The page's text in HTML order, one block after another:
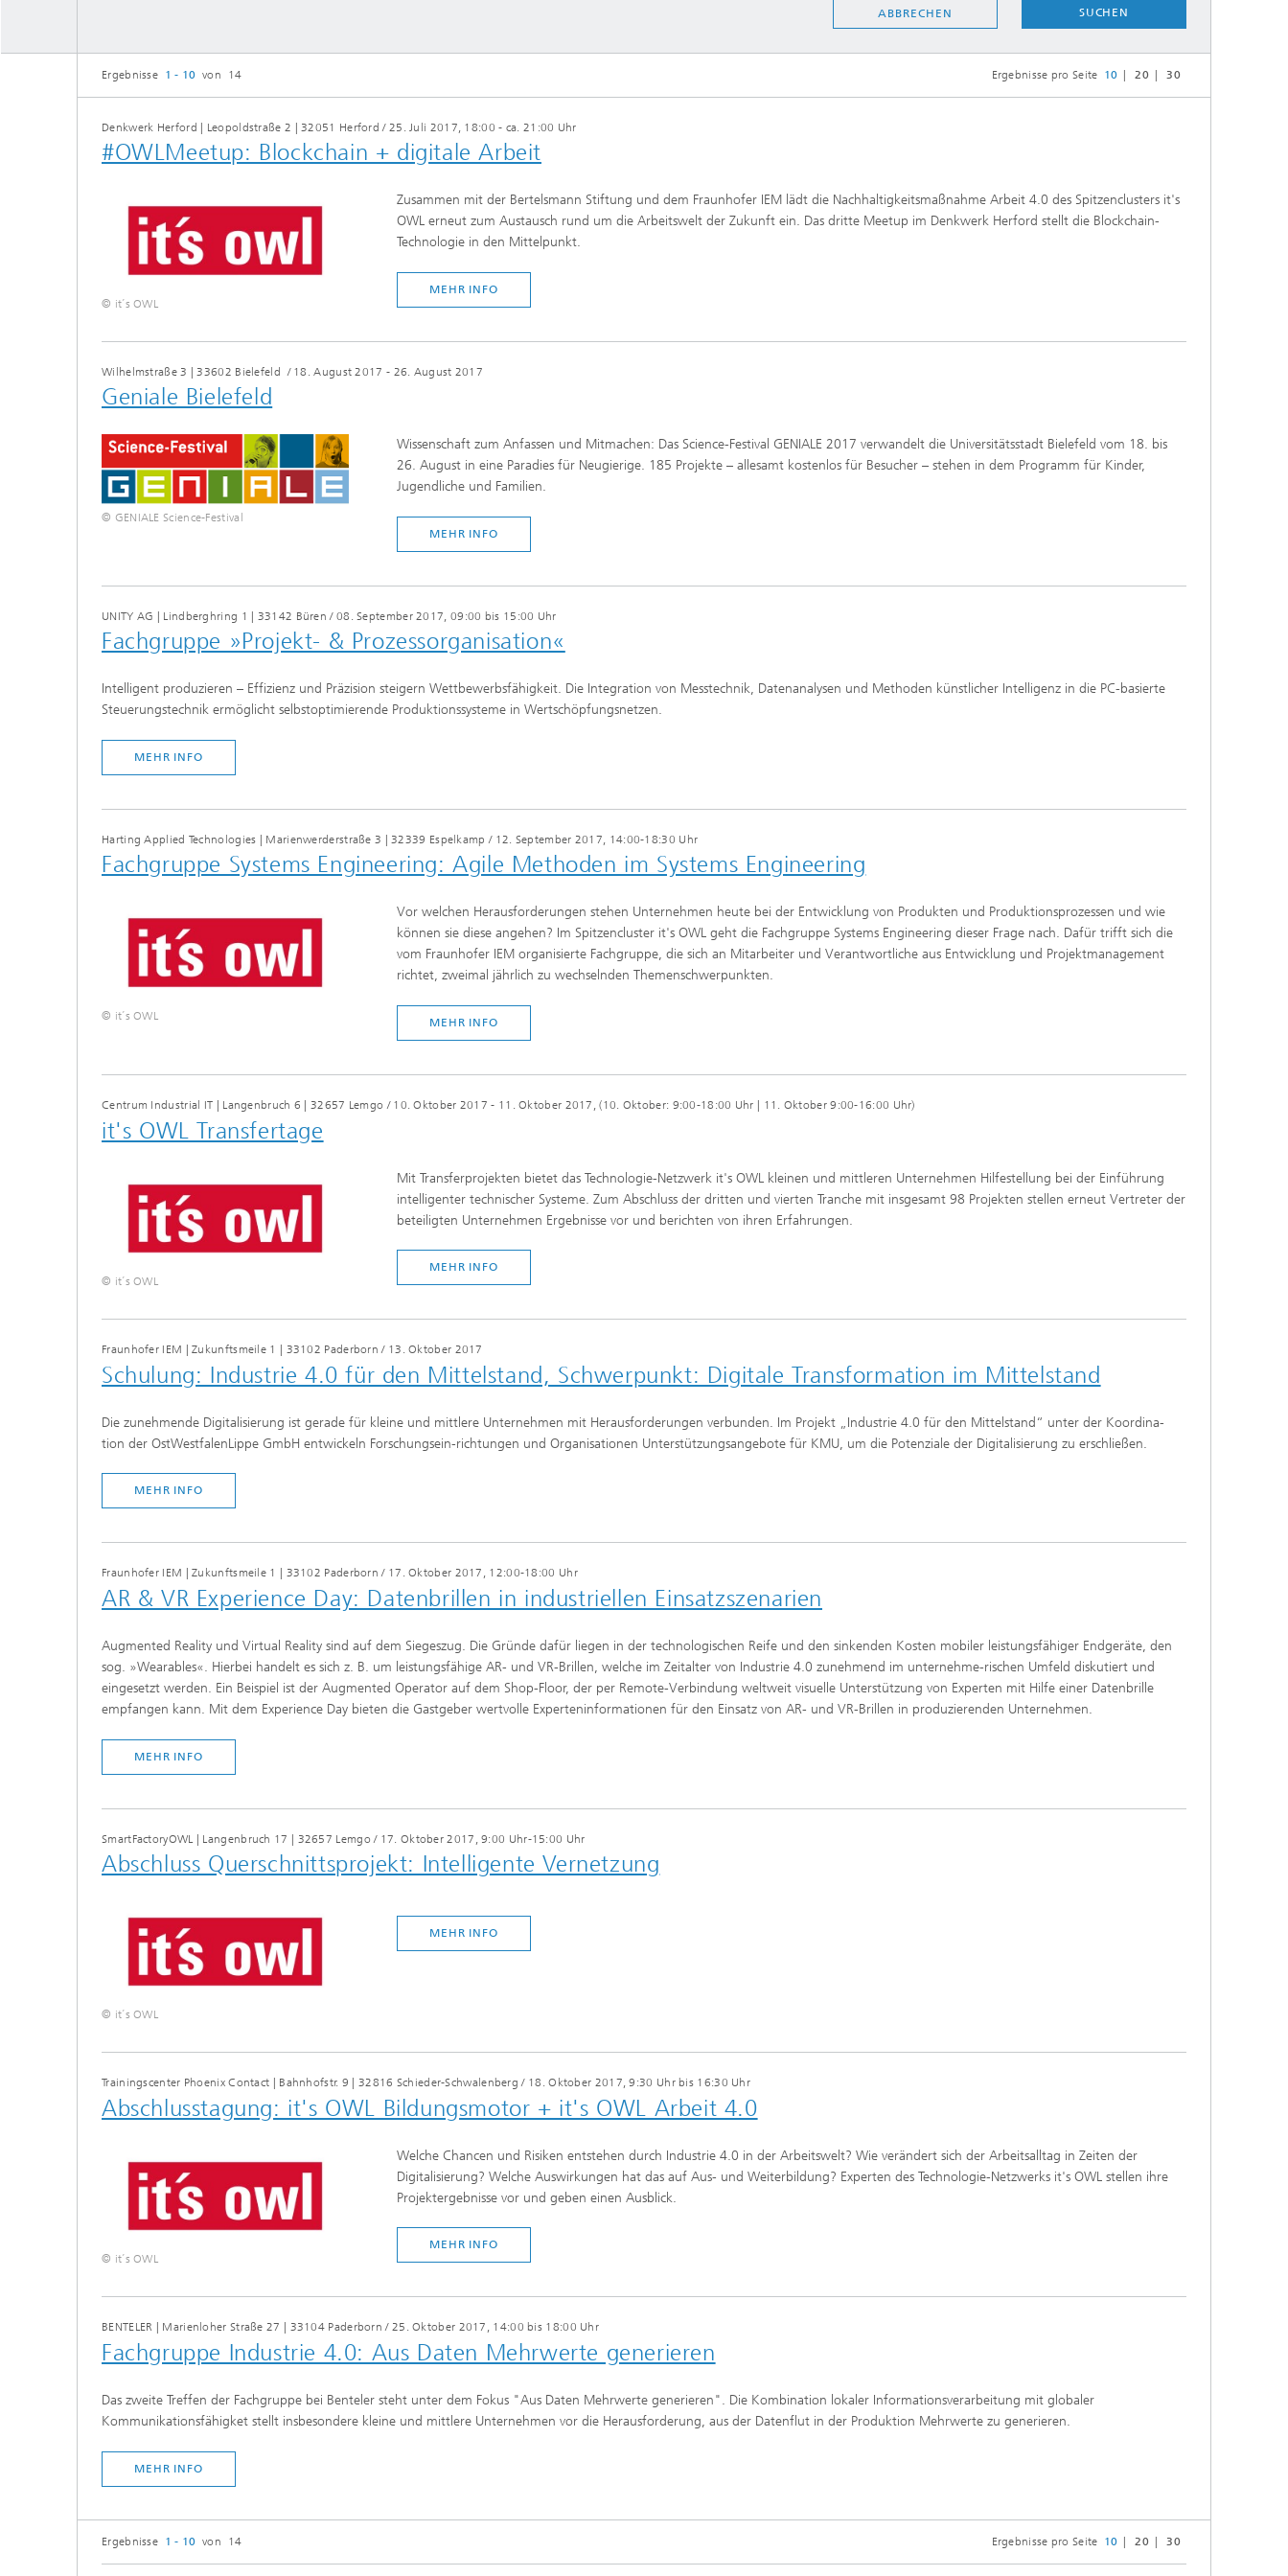
ABBRECHEN SUCHEN
Ergebnisse 1 - 10 von 14 Ergebnisse pro Seite 10 20 30
Denkwerk Herford | Leopoldstraße 2 | 32051 Herford / 25. Juli 2017, 18:00 - ca. 21:00 Uhr
#OWLMeetup: Blockchain + digitale Arbeit
© it´s OWL
Zusammen mit der Bertelsmann Stiftung und dem Fraunhofer IEM lädt die Nachhaltigkeitsmaßnahme Arbeit 4.0 des Spitzenclusters it's
OWL erneut zum Austausch rund um die Arbeitswelt der Zukunft ein. Das dritte Meetup im Denkwerk Herford stellt die Blockchain-
Technologie in den Mittelpunkt.
MEHR INFO
Wilhelmstraße 3 | 33602 Bielefeld / 18. August 2017 - 26. August 2017
Geniale Bielefeld
© GENIALE Science-Festival
Wissenschaft zum Anfassen und Mitmachen: Das Science-Festival GENIALE 2017 verwandelt die Universitätsstadt Bielefeld vom 18. bis
26. August in eine Paradies für Neugierige. 185 Projekte – allesamt kostenlos für Besucher – stehen in dem Programm für Kinder,
Jugendliche und Familien.
MEHR INFO
UNITY AG | Lindberghring 1 | 33142 Büren / 08. September 2017, 09:00 bis 15:00 Uhr
Fachgruppe »Projekt- & Prozessorganisation«
Intelligent produzieren – Effizienz und Präzision steigern Wettbewerbsfähigkeit. Die Integration von Messtechnik, Datenanalysen und Methoden künstlicher Intelligenz in die PC-basierte
Steuerungstechnik ermöglicht selbstoptimierende Produktionssysteme in Wertschöpfungsnetzen.
MEHR INFO
Harting Applied Technologies | Marienwerderstraße 3 | 32339 Espelkamp / 12. September 2017, 14:00-18:30 Uhr
Fachgruppe Systems Engineering: Agile Methoden im Systems Engineering
© it´s OWL
Vor welchen Herausforderungen stehen Unternehmen heute bei der Entwicklung von Produkten und Produktionsprozessen und wie
können sie diese angehen? Im Spitzencluster it's OWL geht die Fachgruppe Systems Engineering dieser Frage nach. Dafür trifft sich die
vom Fraunhofer IEM organisierte Fachgruppe, die sich an Mitarbeiter und Verantwortliche aus Entwicklung und Projektmanagement
richtet, zweimal jährlich zu wechselnden Themenschwerpunkten.
MEHR INFO
Centrum Industrial IT | Langenbruch 6 | 32657 Lemgo / 10. Oktober 2017 - 11. Oktober 2017, (10. Oktober: 9:00-18:00 Uhr | 11. Oktober 9:00-16:00 Uhr)
it's OWL Transfertage
© it´s OWL
Mit Transferprojekten bietet das Technologie-Netzwerk it's OWL kleinen und mittleren Unternehmen Hilfestellung bei der Einführung
intelligenter technischer Systeme. Zum Abschluss der dritten und vierten Tranche mit insgesamt 98 Projekten stellen erneut Vertreter der
beteiligten Unternehmen Ergebnisse vor und berichten von ihren Erfahrungen.
MEHR INFO
Fraunhofer IEM | Zukunftsmeile 1 | 33102 Paderborn / 13. Oktober 2017
Schulung: Industrie 4.0 für den Mittelstand, Schwerpunkt: Digitale Transformation im Mittelstand
Die zunehmende Digitalisierung ist gerade für kleine und mittlere Unternehmen mit Herausforderungen verbunden. Im Projekt „Industrie 4.0 für den Mittelstand“ unter der Koordina-
tion der OstWestfalenLippe GmbH entwickeln Forschungsein-richtungen und Organisationen Unterstützungsangebote für KMU, um die Potenziale der Digitalisierung zu erschließen.
MEHR INFO
Fraun­hofer IEM | Zukunftsmeile 1 | 33102 Paderborn / 17. Oktober 2017, 12:00-18:00 Uhr
AR & VR Expe­ri­ence Day: Daten­brillen in indus­tri­ellen Einsatz­sze­na­rien
Augmented Reality und Virtual Reality sind auf dem Siegeszug. Die Gründe dafür liegen in der technologischen Reife und den sinkenden Kosten mobiler leistungsfähiger Endgeräte, den
sog. »Wearables«. Hierbei handelt es sich z. B. um leistungsfähige AR- und VR-Brillen, welche im Zeitalter von Industrie 4.0 zunehmend im unternehme-rischen Umfeld diskutiert und
eingesetzt werden. Ein Beispiel ist der Augmented Operator auf dem Shop-Floor, der per Remote-Verbindung weltweit visuelle Unterstützung von Experten mit Hilfe einer Datenbrille
empfangen kann. Mit dem Experience Day bieten die Gastgeber wertvolle Experteninformationen für den Einsatz von AR- und VR-Brillen in produzierenden Unternehmen.
MEHR INFO
SmartFactoryOWL | Langenbruch 17 | 32657 Lemgo / 17. Oktober 2017, 9:00 Uhr-15:00 Uhr
Abschluss Querschnittsprojekt: Intelligente Vernetzung
© it´s OWL
MEHR INFO
Trainingscenter Phoenix Contact | Bahnhofstr. 9 | 32816 Schieder-Schwalenberg / 18. Oktober 2017, 9:30 Uhr bis 16:30 Uhr
Abschlusstagung: it's OWL Bildungsmotor + it's OWL Arbeit 4.0
© it´s OWL
Welche Chancen und Risiken entstehen durch Industrie 4.0 in der Arbeitswelt? Wie verändert sich der Arbeitsalltag in Zeiten der
Digitalisierung? Welche Auswirkungen hat das auf Aus- und Weiterbildung? Experten des Technologie-Netzwerks it's OWL stellen ihre
Projektergebnisse vor und geben einen Ausblick.
MEHR INFO
BENTELER | Marienloher Straße 27 | 33104 Paderborn / 25. Oktober 2017, 14:00 bis 18:00 Uhr
Fach­gruppe Industrie 4.0: Aus Daten Mehrwerte gene­rieren
Das zweite Treffen der Fachgruppe bei Benteler steht unter dem Fokus "Aus Daten Mehrwerte generieren". Die Kombination lokaler Informationsverarbeitung mit globaler
Kommunikationsfähigket stellt insbesondere kleine und mittlere Unternehmen vor die Herausforderung, aus der Datenflut in der Produktion Mehrwerte zu generieren.
MEHR INFO
Ergebnisse 1 - 10 von 14 Ergebnisse pro Seite 10 20 30